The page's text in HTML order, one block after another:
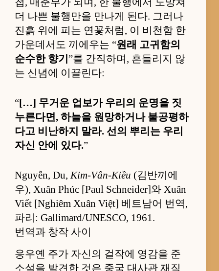
더 나쁜 불행만을 만나게 된다. 그러나
진흙 위에 피는 연꽃처럼, 이 비천함 한
가운데서도 끼에우는 “원래 고귀함의
순수한 향기 ”를 간직하며, 흔들리지 않
는 신념에 이끌린다:
“[…] 무거운 업보가 우리의 운명을 짓
누른다면, 하늘을 원망하거나 불공평하
다고 비난하지 말라. 선의 뿌리는 우리
자신 안에 있다.”
Nguyễn, Du, Kim-Vân-Kiều (김반끼에
우), Xuân Phúc [Paul Schneider]와 Xuân
Viết [Nghiêm Xuân Việt] 베트남어 번역,
파리: Gallimard/UNESCO, 1961.
번역과 창작 사이
응우옌 주가 자신의 걸작에 영감을 준
소설을 발견한 것은 중국 대사관 재직